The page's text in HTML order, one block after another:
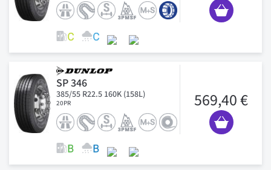
SP 346
385/55 R22.5 160K (158L)
20PR 569,40 €